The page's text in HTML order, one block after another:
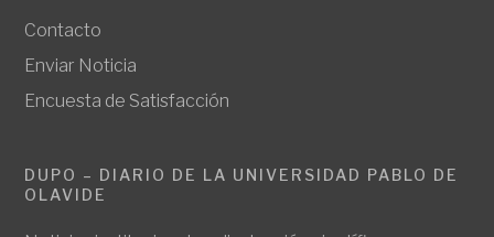
Contacto
Enviar Noticia
Encuesta de Satisfacción
DUPO – DIARIO DE LA UNIVERSIDAD PABLO DE
OLAVIDE